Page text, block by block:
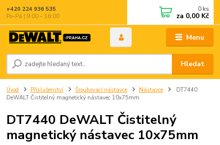
Menu
Hledat
+420 224 936 535
Po–Pá | 9:00 – 16:00
0 ks
za 0,00 Kč
Úvod Příslušenství Šroubovací nástavce Nástavce
DT7440
DeWALT Čistitelný magnetický nástavec 10x75mm
DT7440 DeWALT Čistitelný
magnetický nástavec 10x75mm